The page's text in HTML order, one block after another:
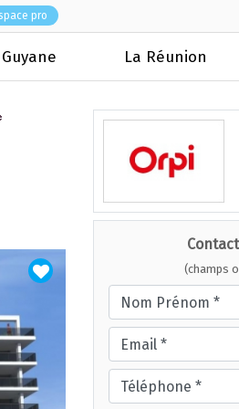
pro
Guyane La Réunion
(champs